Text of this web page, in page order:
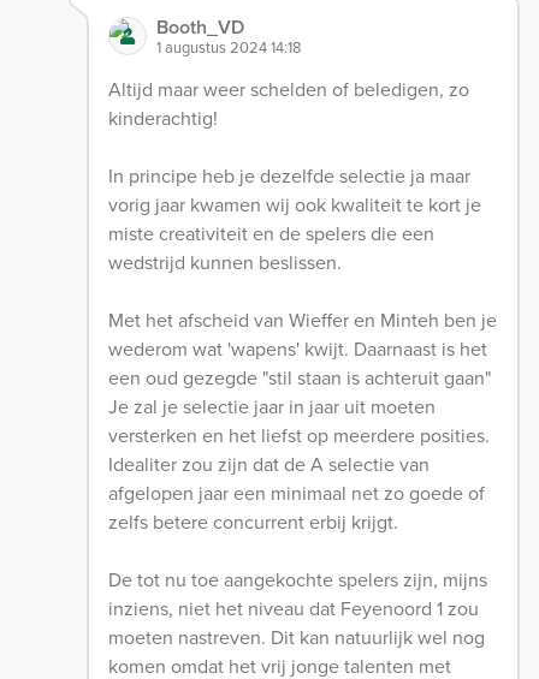
Booth_VD
1 augustus 2024 14:18
Altijd maar weer schelden of beledigen, zo
kinderachtig!
In principe heb je dezelfde selectie ja maar
vorig jaar kwamen wij ook kwaliteit te kort je
miste creativiteit en de spelers die een
wedstrijd kunnen beslissen.
Met het afscheid van Wieffer en Minteh ben je
wederom wat 'wapens' kwijt. Daarnaast is het
een oud gezegde "stil staan is achteruit gaan"
Je zal je selectie jaar in jaar uit moeten
versterken en het liefst op meerdere posities.
Idealiter zou zijn dat de A selectie van
afgelopen jaar een minimaal net zo goede of
zelfs betere concurrent erbij krijgt.
De tot nu toe aangekochte spelers zijn, mijns
inziens, niet het niveau dat Feyenoord 1 zou
moeten nastreven. Dit kan natuurlijk wel nog
komen omdat het vrij jonge talenten met